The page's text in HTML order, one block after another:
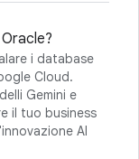
i database
Cloud.
Gemini e
il tuo business
AI